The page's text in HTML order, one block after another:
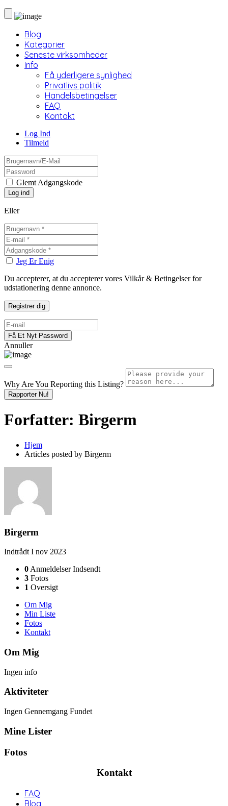
Blog
Kategorier
Seneste virksomheder
Info
Få yderligere synlighed
Privatlivs politik
Handelsbetingelser
FAQ
Kontakt
Log Ind
Tilmeld
Glemt Adgangskode
Eller
Jeg Er Enig
Du accepterer, at du accepterer vores Vilkår & Betingelser for
udstationering denne annonce.
Annuller
Why Are You Reporting this Listing?
Rapporter Nu!
Forfatter: Birgerm
Hjem
Articles posted by Birgerm
Birgerm
Indtrådt I nov 2023
0 Anmeldelser Indsendt
3 Fotos
1 Oversigt
Om Mig
Min Liste
Fotos
Kontakt
Om Mig
Ingen info
Aktiviteter
Ingen Gennemgang Fundet
Mine Lister
Fotos
Kontakt
FAQ
Blog